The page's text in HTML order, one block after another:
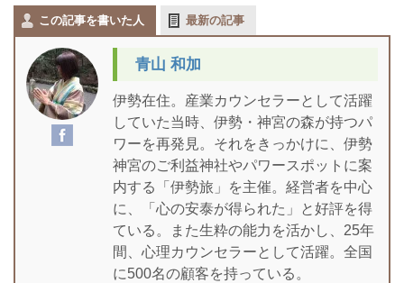
この記事を書いた人 最新の記事
青山 和加
伊勢在住。産業カウンセラーとして活躍
していた当時、伊勢・神宮の森が持つパ
ワーを再発見。それをきっかけに、伊勢
神宮のご利益神社やパワースポットに案
内する「伊勢旅」を主催。経営者を中心
に、「心の安泰が得られた」と好評を得
ている。また生粋の能力を活かし、25年
間、心理カウンセラーとして活躍。全国
に500名の顧客を持っている。